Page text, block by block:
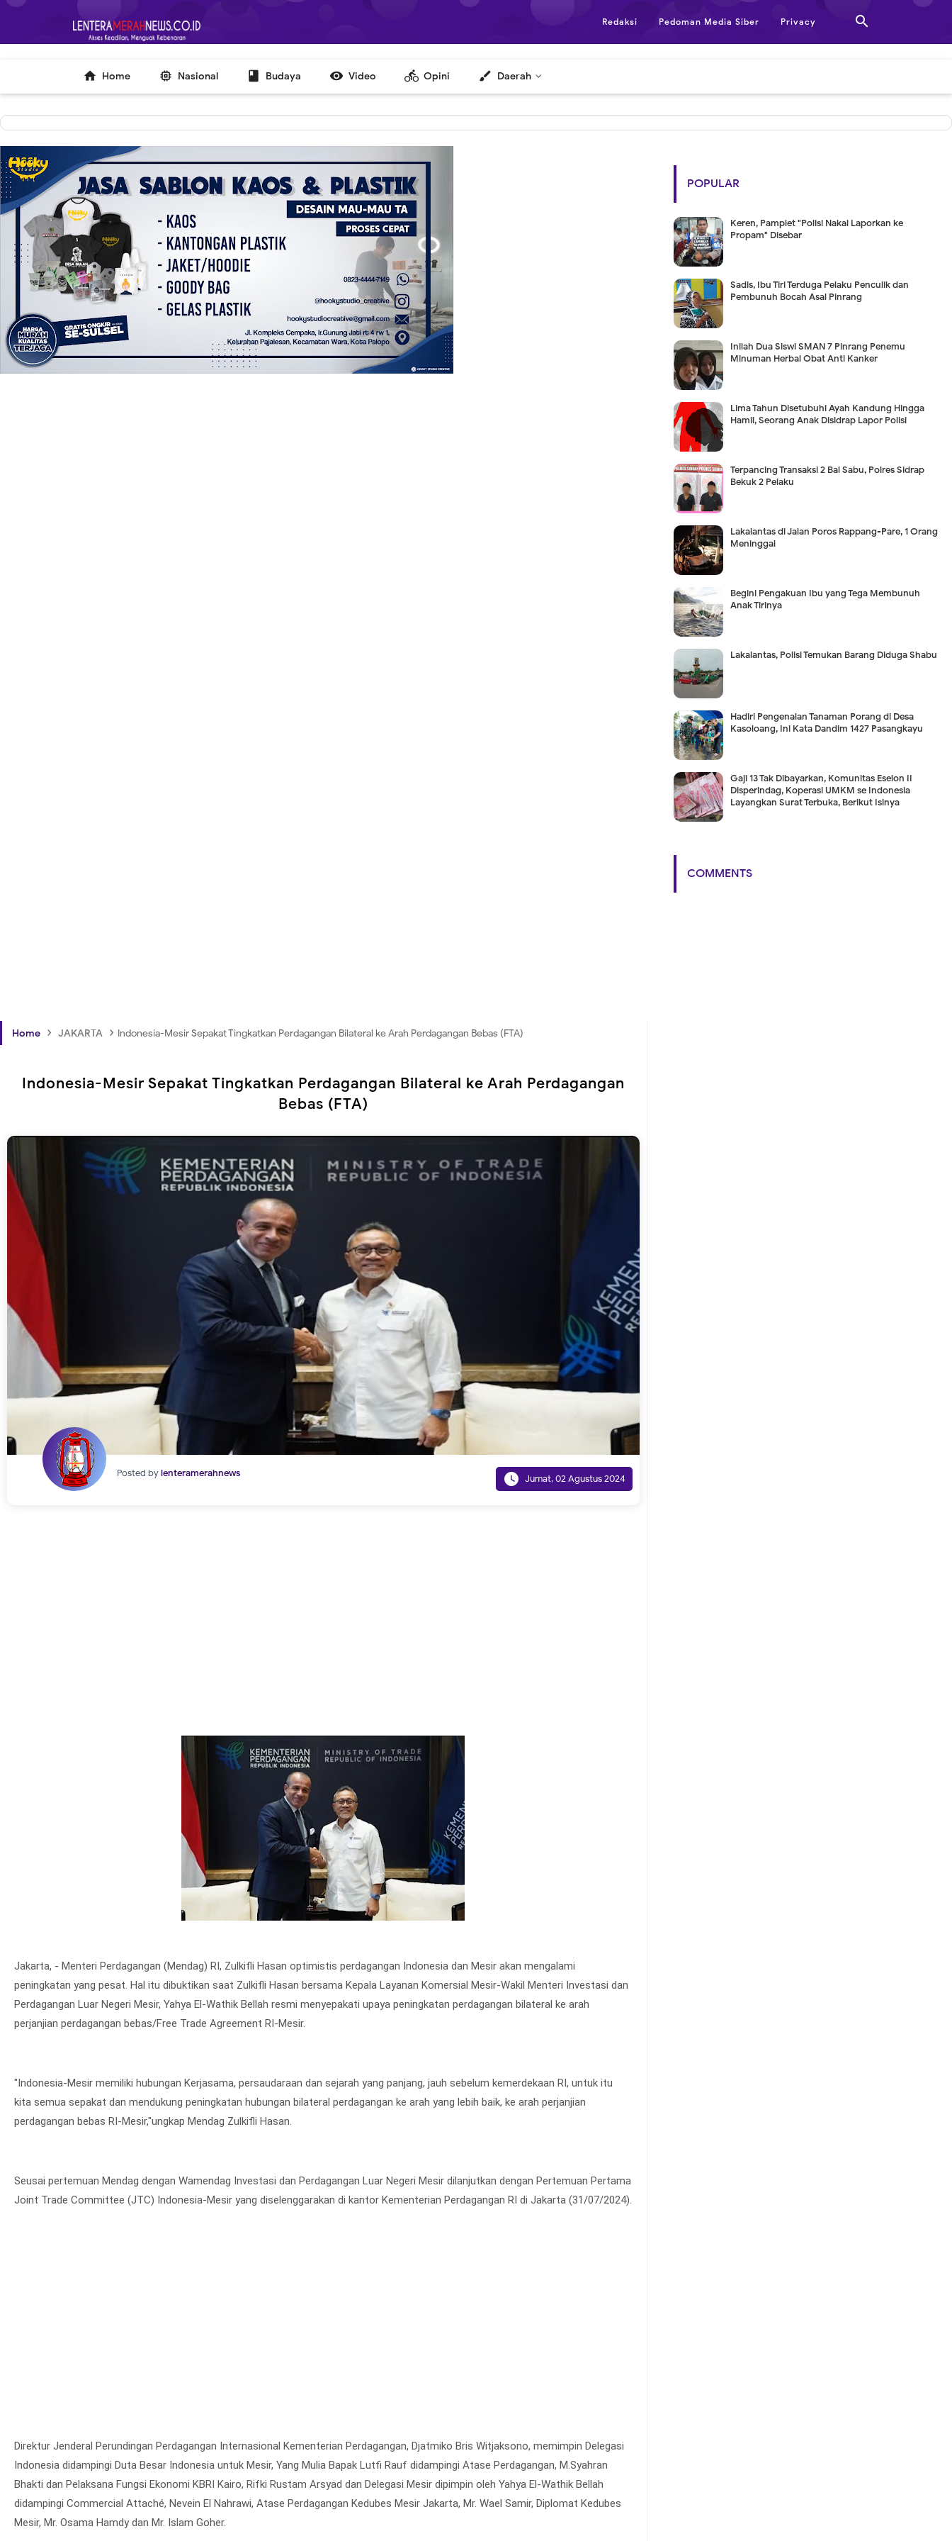
-->

Redaksi Pedoman Media Siber Privacy
 Home  Nasional  Budaya  Video directions_bike Opini brush Daerah
Home › JAKARTA › Indonesia-Mesir Sepakat Tingkatkan Perdagangan Bilateral ke Arah Perdagangan Bebas (FTA)
Indonesia-Mesir Sepakat Tingkatkan Perdagangan Bilateral ke Arah Perdagangan
Bebas (FTA)
Posted bylenteramerahnews  Jumat, 02 Agustus 2024
Jakarta, - Menteri Perdagangan (Mendag) RI, Zulkifli Hasan optimistis perdagangan Indonesia dan Mesir akan mengalami
peningkatan yang pesat. Hal itu dibuktikan saat Zulkifli Hasan bersama Kepala Layanan Komersial Mesir-Wakil Menteri Investasi dan
Perdagangan Luar Negeri Mesir, Yahya El-Wathik Bellah resmi menyepakati upaya peningkatan perdagangan bilateral ke arah
perjanjian perdagangan bebas/Free Trade Agreement RI-Mesir.
"Indonesia-Mesir memiliki hubungan Kerjasama, persaudaraan dan sejarah yang panjang, jauh sebelum kemerdekaan RI, untuk itu
kita semua sepakat dan mendukung peningkatan hubungan bilateral perdagangan ke arah yang lebih baik, ke arah perjanjian
perdagangan bebas RI-Mesir,"ungkap Mendag Zulkifli Hasan.
Seusai pertemuan Mendag dengan Wamendag Investasi dan Perdagangan Luar Negeri Mesir dilanjutkan dengan Pertemuan Pertama
Joint Trade Committee (JTC) Indonesia-Mesir yang diselenggarakan di kantor Kementerian Perdagangan RI di Jakarta (31/07/2024).
Direktur Jenderal Perundingan Perdagangan Internasional Kementerian Perdagangan, Djatmiko Bris Witjaksono, memimpin Delegasi
Indonesia didampingi Duta Besar Indonesia untuk Mesir, Yang Mulia Bapak Lutfi Rauf didampingi Atase Perdagangan, M.Syahran
Bhakti dan Pelaksana Fungsi Ekonomi KBRI Kairo, Rifki Rustam Arsyad dan Delegasi Mesir dipimpin oleh Yahya El-Wathik Bellah
didampingi Commercial Attaché, Nevein El Nahrawi, Atase Perdagangan Kedubes Mesir Jakarta, Mr. Wael Samir, Diplomat Kedubes
Mesir, Mr. Osama Hamdy dan Mr. Islam Goher.
POPULAR
Keren, Pamplet "Polisi Nakal Laporkan ke
Propam" Disebar
Sadis, Ibu Tiri Terduga Pelaku Penculik dan
Pembunuh Bocah Asal Pinrang
Inilah Dua Siswi SMAN 7 Pinrang Penemu
Minuman Herbal Obat Anti Kanker
Lima Tahun Disetubuhi Ayah Kandung Hingga
Hamil, Seorang Anak Disidrap Lapor Polisi
Terpancing Transaksi 2 Bal Sabu, Polres Sidrap
Bekuk 2 Pelaku
Lakalantas di Jalan Poros Rappang-Pare, 1 Orang
Meninggal
Begini Pengakuan Ibu yang Tega Membunuh
Anak Tirinya
Lakalantas, Polisi Temukan Barang Diduga Shabu
Hadiri Pengenalan Tanaman Porang di Desa
Kasoloang, Ini Kata Dandim 1427 Pasangkayu
Gaji 13 Tak Dibayarkan, Komunitas Eselon II
Disperindag, Koperasi UMKM se Indonesia
Layangkan Surat Terbuka, Berikut Isinya
COMMENTS